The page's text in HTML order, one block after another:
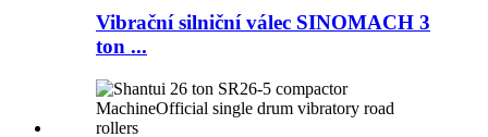
Vibrační silniční válec SINOMACH 3
ton ...